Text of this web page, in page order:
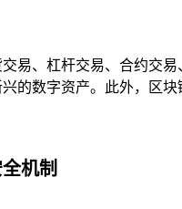
易、杠杆交易、合约交
的数字资产。此外，区
机制